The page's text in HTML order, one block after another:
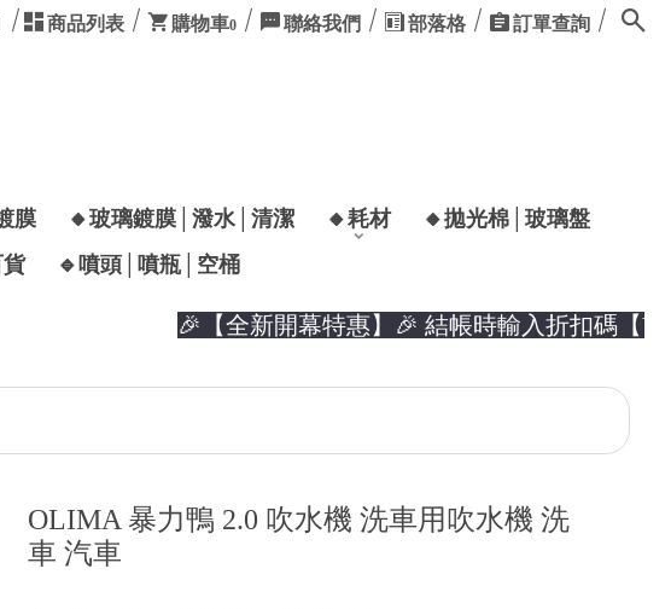
商品列表 購物車0 聯絡我們 部落格 訂單查詢
膜 🔸玻璃鍍膜│潑水│清潔 🔸耗材
🔸拋光棉│玻璃盤
🔹噴頭│噴瓶│空桶
🎉【全新開幕特惠】🎉 結帳時輸入折扣碼【
OLIMA 暴力鴨 2.0 吹水機 洗車用吹水機 洗
車 汽車